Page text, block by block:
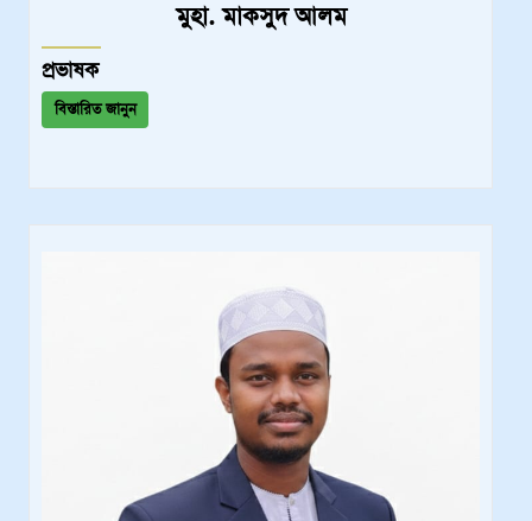
মুহা. মাকসুদ আলম
প্রভাষক
বিস্তারিত জানুন